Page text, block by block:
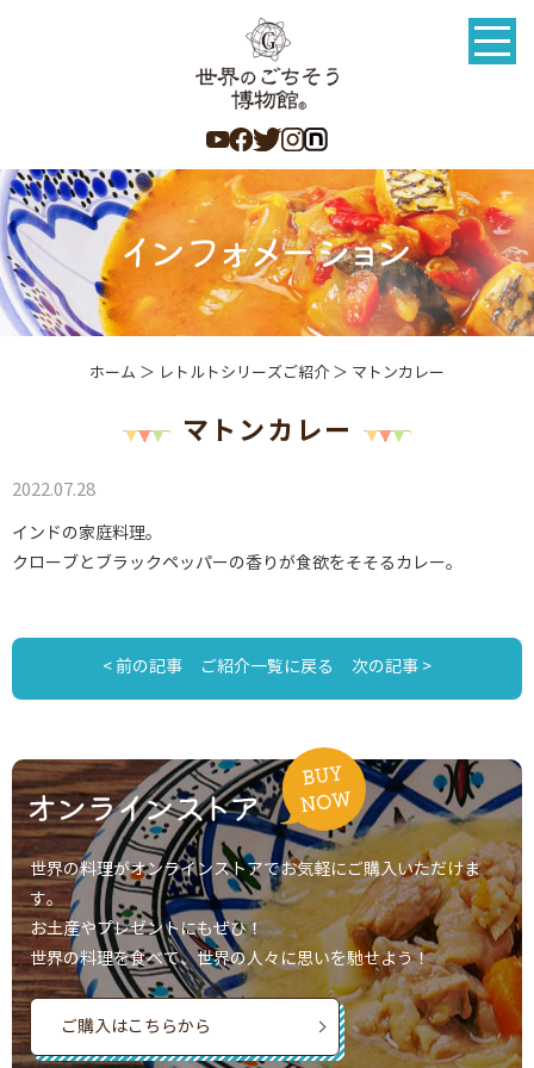
ホーム ＞ レトルトシリーズご紹介 ＞ マトンカレー
マトンカレー
2022.07.28
インドの家庭料理。
クローブとブラックペッパーの香りが食欲をそそるカレー。
< 前の記事 ご紹介一覧に戻る 次の記事 >
世界の料理がオンラインストアでお気軽にご購入いただけま
す。
お土産やプレゼントにもぜひ！
世界の料理を食べて、世界の人々に思いを馳せよう！
ご購入はこちらから